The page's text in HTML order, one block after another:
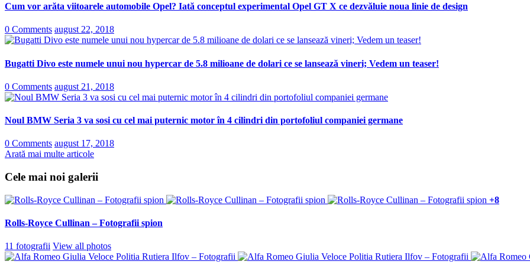
Cum vor arăta viitoarele automobile Opel? Iată conceptul experimental Opel GT X ce dezvăluie noua linie de design
0 Comments august 22, 2018
Bugatti Divo este numele unui nou hypercar de 5.8 milioane de dolari ce se lansează vineri; Vedem un teaser!
0 Comments august 21, 2018
Noul BMW Seria 3 va sosi cu cel mai puternic motor în 4 cilindri din portofoliul companiei germane
0 Comments august 17, 2018
Arată mai multe articole
Cele mai noi galerii
+8
Rolls-Royce Cullinan – Fotografii spion
11 fotografii View all photos